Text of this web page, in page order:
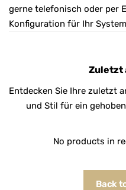
gerne telefonisch oder per
Konfiguration für Ihr
Zuletzt
Entdecken Sie Ihre zuletzt
und Stil für ein
No products in
Back